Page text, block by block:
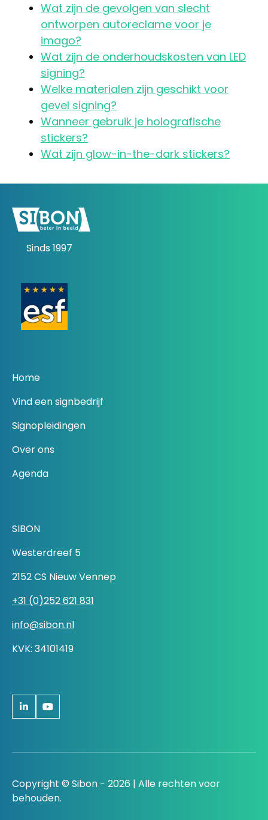
Wat zijn de gevolgen van slecht
ontworpen autoreclame voor je
imago?
Wat zijn de onderhoudskosten van LED
signing?
Welke materialen zijn geschikt voor
gevel signing?
Wanneer gebruik je holografische
stickers?
Wat zijn glow-in-the-dark stickers?
Sinds 1997
Home
Vind een signbedrijf
Signopleidingen
Over ons
Agenda
SIBON
Westerdreef 5
2152 CS Nieuw Vennep
+31 (0)252 621 831
info@sibon.nl
KVK: 34101419
Copyright © Sibon - 2026 | Alle rechten voor
behouden.